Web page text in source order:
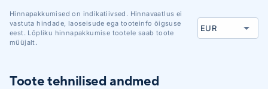
Hinnapakkumised on indikatiivsed. Hinnavaatlus ei
vastuta hindade, laoseisude ega tooteinfo õigsuse
eest. Lõpliku hinnapakkumise tootele saab toote
müüjalt.
Toote tehnilised andmed